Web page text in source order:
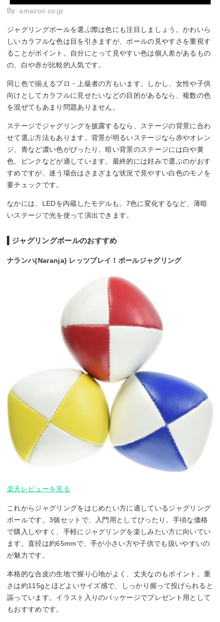
By:amazon.co.jp
ジャグリングボールを選ぶ際は色にも注目しましょう。かわいら
しいカラフルな色は目を引きますが、ボールの見やすさを重視す
ることがポイント。自分にとって見やすい色は個人差があるもの
の、白や赤が比較的人気です。
同じ色で揃えるプロ・上級者の方もいます。しかし、女性や子供
向けとしてカラフルに見せたいなどの目的があるなら、複数の色
を混ぜてもあまり問題ありません。
ステージでジャグリングを披露するなら、ステージの背景に合わ
せて選ぶ方法もあります。背景が明るいステージなら赤やオレン
ジ、青など濃い色がぴったり。暗い背景のステージには白や黄
色、ピンクなどが適しています。最終的には好みで選ぶのがおす
すめですが、迷う場合はさまざまな状況で見やすい白色のモノを
要チェックです。
なかには、LEDを内蔵したモデルも。7色に変化するなど、薄暗
いステージで光を使って演出できます。
ジャグリングボールのおすすめ
ナランハ(Naranja) レッツプレイ！ボールジャグリング
楽天レビューを見る
これからジャグリングをはじめたい方に適しているジャグリング
ボールです。3個セットで、入門用としてぴったり。手頃な価格
で購入しやすく、手軽にジャグリングを楽しみたい方に向いてい
ます。直径は約65mmで、手が小さい方や子供でも扱いやすいの
が魅力です。
本格的な合皮の生地で握り心地がよく、丈夫なのもポイント。重
さは約115gとほどよいサイズ感で、しっかり握って投げられると
謳っています。イラスト入りのパッケージでプレゼント用として
もおすすめです。